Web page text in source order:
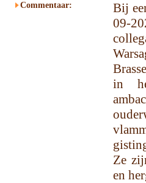
Commentaar:
Bij
09-
in
Ze
en